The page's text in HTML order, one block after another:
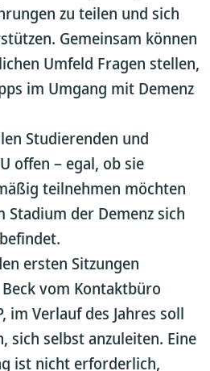
zu teilen und sich
Gemeinsam können
Umfeld Fragen stellen,
im Umgang mit Demenz
Studierenden und
offen – egal, ob sie
teilnehmen möchten
Stadium der Demenz sich
ersten Sitzungen
vom Kontaktbüro
im Verlauf des Jahres soll
sich selbst anzuleiten. Eine
ist nicht erforderlich,